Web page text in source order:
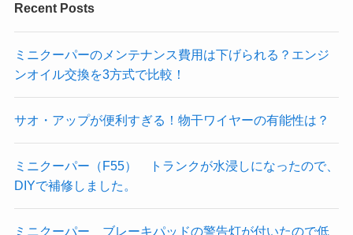
Recent Posts
ミニクーパーのメンテナンス費用は下げられる？エンジ
ンオイル交換を3方式で比較！
サオ・アップが便利すぎる！物干ワイヤーの有能性は？
ミニクーパー（F55） トランクが水浸しになったので、
DIYで補修しました。
ミニクーパー ブレーキパッドの警告灯が付いたので低